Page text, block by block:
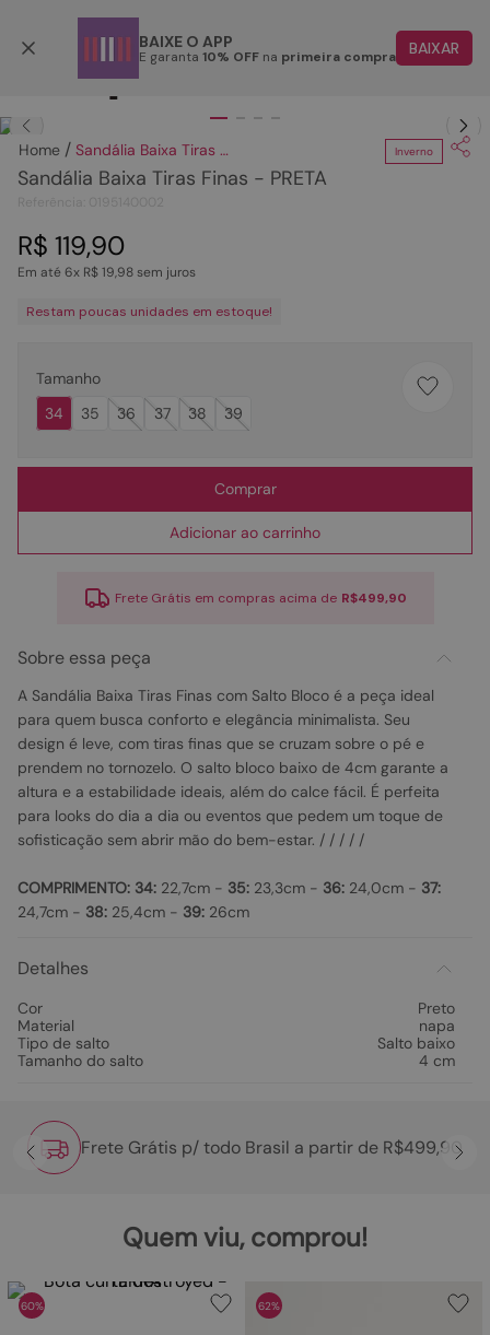
BAIXE O APP
E garanta 10% OFF na primeira compra BAIXAR
Sandália Baixa Tiras Finas - PRETA Inverno
Sandália Baixa Tiras Finas - PRETA
R$ 119,90
Em até6x R$19,98sem juros
Restam poucas unidades em estoque!
Tamanho
34
35 36 37 38 39
Comprar
Adicionar ao carrinho
Frete Grátis em compras acima de R$499,90
Sobre essa peça
A Sandália Baixa Tiras Finas com Salto Bloco é a peça ideal
para quem busca conforto e elegância minimalista. Seu
design é leve, com tiras finas que se cruzam sobre o pé e
prendem no tornozelo. O salto bloco baixo de 4cm garante a
altura e a estabilidade ideais, além do calce fácil. É perfeita
para looks do dia a dia ou eventos que pedem um toque de
sofisticação sem abrir mão do bem-estar. / / / / /
COMPRIMENTO: 34: 22,7cm - 35: 23,3cm - 36: 24,0cm - 37:
24,7cm - 38: 25,4cm - 39: 26cm
Detalhes
Cor
Preto
Material
napa
Tipo de salto
Salto baixo
Tamanho do salto
4 cm
Frete Grátis p/ todo Brasil a partir de R$499,90
Quem viu, comprou!
60% 62%
1
2º
rasteira
4º
bota
5º
sandalia
6º
tamanco
sapatilha
couro
10º scarpin